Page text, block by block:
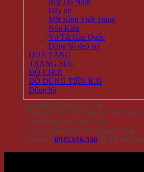
Bóp Da Nam
Dây nịt
Mắt Kính Thời Trang
Nón Kiểu
Vớ Tất Hàn Quốc
Đồng hồ đeo tay
QUÀ TẶNG
TRANG SỨC
ĐỒ CHƠI
ĐỒ DÙNG TIỆN ÍCH
Đồng hồ
Sản phẩm đang sẵn có tại
- Địa chỉ: 714 / 17 Nguyễn Trãi,
- Điện thoại: 0935 616 536
- Email: Info@Winwinshop88.Com
Gọi ngay 0935.616.536 để đặt hàng